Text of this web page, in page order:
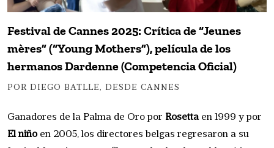
Festival de Cannes 2025: Crítica de “Jeunes
mères” (“Young Mothers”), película de los
hermanos Dardenne (Competencia Oficial)
POR DIEGO BATLLE, DESDE CANNES
Ganadores de la Palma de Oro por Rosettaen 1999 y por
El niñoen 2005, los directores belgas regresaron a su